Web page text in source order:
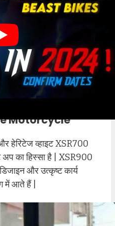
₹12,73,941
₹3,64,901
Motorcycle
हेरिटेज व्हाइट XSR700
अप का हिस्सा है | XSR900
और उत्कृष्ट कार्य
में आते हैं |